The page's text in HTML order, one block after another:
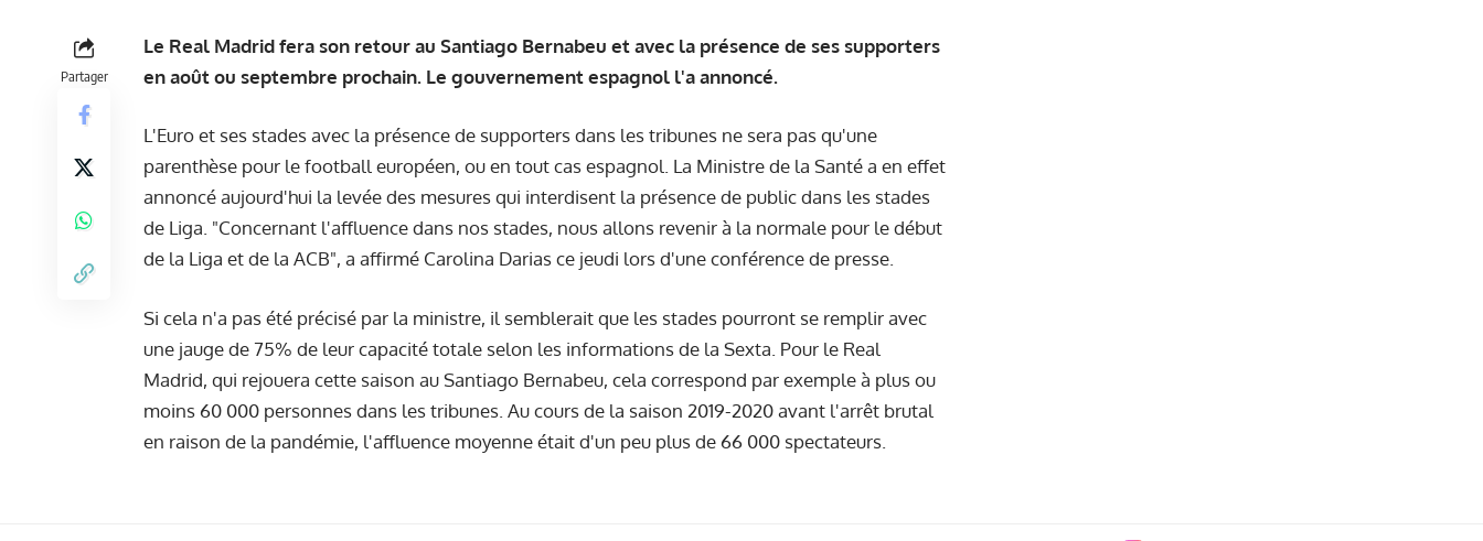
Partager
Le Real Madrid fera son retour au Santiago Bernabeu et avec la présence de ses supporters
en août ou septembre prochain. Le gouvernement espagnol l'a annoncé.
L'Euro et ses stades avec la présence de supporters dans les tribunes ne sera pas qu'une
parenthèse pour le football européen, ou en tout cas espagnol. La Ministre de la Santé a en effet
annoncé aujourd'hui la levée des mesures qui interdisent la présence de public dans les stades
de Liga. "Concernant l'affluence dans nos stades, nous allons revenir à la normale pour le début
de la Liga et de la ACB", a affirmé Carolina Darias ce jeudi lors d'une conférence de presse.
Si cela n'a pas été précisé par la ministre, il semblerait que les stades pourront se remplir avec
une jauge de 75% de leur capacité totale selon les informations de la Sexta. Pour le Real
Madrid, qui rejouera cette saison au Santiago Bernabeu, cela correspond par exemple à plus ou
moins 60 000 personnes dans les tribunes. Au cours de la saison 2019-2020 avant l'arrêt brutal
en raison de la pandémie, l'affluence moyenne était d'un peu plus de 66 000 spectateurs.